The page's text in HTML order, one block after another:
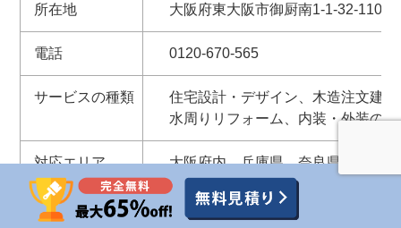
所在地 大阪府東大阪市御厨南1-1-32-1102
電話 0120-670-565
サービスの種類
住宅設計・デザイン、木造注文建
水周りリフォーム、内装・外装の
対応エリア 大阪府内、兵庫県、奈良県、京都
ホームページ http://www.kitabatakekoumuten.net/